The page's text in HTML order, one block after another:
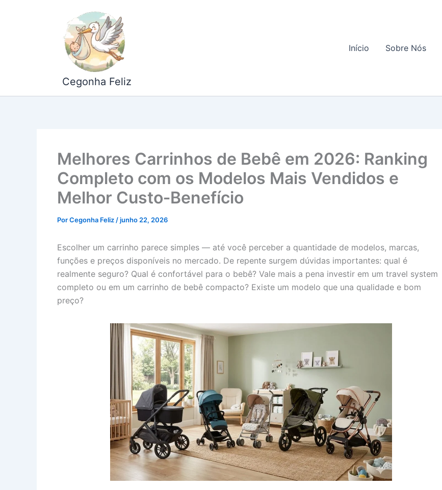
Cegonha Feliz
Início Sobre Nós
Melhores Carrinhos de Bebê em 2026: Ranking
Completo com os Modelos Mais Vendidos e
Melhor Custo‑Benefício
PorCegonha Feliz /junho 22, 2026
Escolher um carrinho parece simples — até você perceber a quantidade de modelos, marcas,
funções e preços disponíveis no mercado. De repente surgem dúvidas importantes: qual é
realmente seguro? Qual é confortável para o bebê? Vale mais a pena investir em um travel system
completo ou em um carrinho de bebê compacto? Existe um modelo que una qualidade e bom
preço?